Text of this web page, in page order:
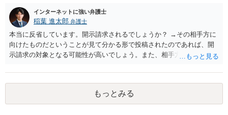
インターネットに強い弁護士
稲葉 進太郎 弁護士
本当に反省しています。開示請求されるでしょうか？ →その相手方に
向けたものだということが見て分かる形で投稿されたのであれば、開
示請求の対象となる可能性が高いでしょう。また、相手方の投稿した
と存じます。発信者情報開示請求が進むと、投稿に使った回線の契約
者のところに、意見照会がなされます。アカウント情報開示の場合
は、アカウントの登録メールに意見照会がなされます。 また、された
場合賠償金はいくらでしょうか。 →ケースバイケースであり、数万円
もっとみる